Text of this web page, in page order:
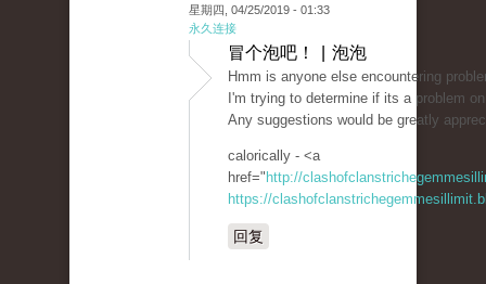
星期四, 04/25/2019 - 01:33
永久连接
冒个泡吧！ | 泡泡
Hmm is anyone else encountering
I'm trying to determine if its a problem
Any suggestions would be greatly
calorically - <a
href=" http://
https://
回复